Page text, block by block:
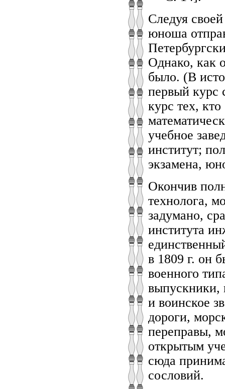
Следуя
юноша
Однако, как
было. (В
первый курс
курс тех,
учебное
институт;
экзамена,
Окончив
технолога,
задумано,
института
в 1809 г. он
военного
выпускники,
и воинское
дороги,
переправы,
открытым
сюда
сословий.